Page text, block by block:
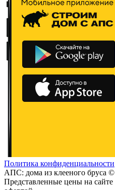
Политика конфиденциальности
АПС: дома из клееного бруса
Представленные цены на